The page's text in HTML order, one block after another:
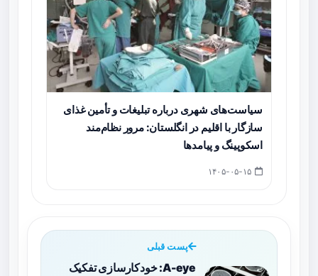
سیاست‌های شهری درباره تبلیغات و تأمین غذای
سازگار با اقلیم در انگلستان: مرور نظام‌مند
اسکوپینگ و پیامدها
پست قبلی
A-eye: خودکارسازی تفکیک